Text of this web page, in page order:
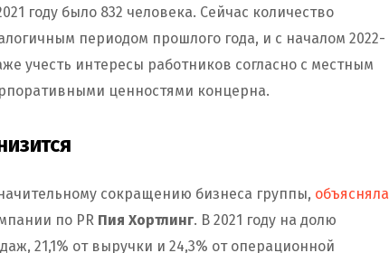
году было 832 человека. Сейчас количество
периодом прошлого года, и с началом 2022-
учесть интересы работников согласно с местным
ценностями концерна.
сокращению бизнеса группы, объясняла
по PR Пия Хортлинг. В 2021 году на долю
21,1% от выручки и 24,3% от операционной